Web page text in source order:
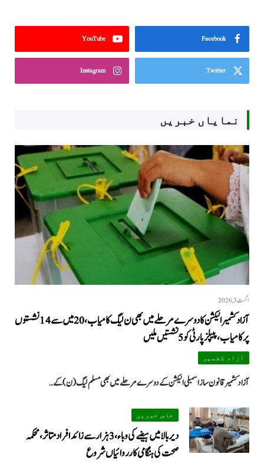
Facebook
YouTube
Twitter
Instagram
نمایاں خبریں
اگست 3, 2026
آزاد کشمیر الیکشن کا دوسرے مرحلے میں بھی ن لیگ کامیاب، 20 میں سے 14 نشستوں
پر کامیاب، پیپلزپارٹی کو 5 نشستیں ملیں
آزاد کشمیر
آزاد کشمیر قانون ساز اسمبلی الیکشن کے دوسرے مرحلے میں بھی مسلم لیگ (ن) کے…
خاص خبریں
دیر بالا میں ہیضے کی وباء، 3 ہزار سے زائد افراد متاثر، محکمہ
صحت کی ہنگامی کارروائیاں شروع